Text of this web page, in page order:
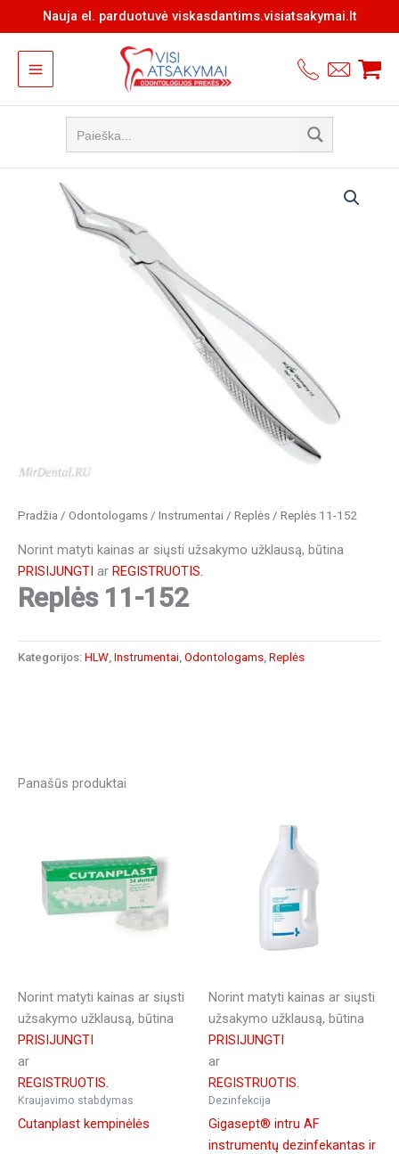
prie
turinio
Nauja el. parduotuvė viskasdantims.visiatsakymai.lt
Pradžia / Odontologams / Instrumentai / Replės / Replės 11-152
Norint matyti kainas ar siųsti užsakymo užklausą, būtina
PRISIJUNGTI ar REGISTRUOTIS.
Replės 11-152
Kategorijos: HLW, Instrumentai, Odontologams, Replės
Panašūs produktai
Norint matyti kainas ar siųsti
užsakymo užklausą, būtina
PRISIJUNGTI
ar
REGISTRUOTIS.
Kraujavimo stabdymas
Cutanplast kempinėlės
Norint matyti kainas ar siųsti
užsakymo užklausą, būtina
PRISIJUNGTI
ar
REGISTRUOTIS.
Dezinfekcija
Gigasept® intru AF
instrumentų dezinfekantas ir